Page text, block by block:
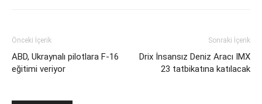
Önceki İçerik
ABD, Ukraynalı pilotlara F-16
eğitimi veriyor
Sonraki İçerik
Drix İnsansız Deniz Aracı IMX
23 tatbikatına katılacak